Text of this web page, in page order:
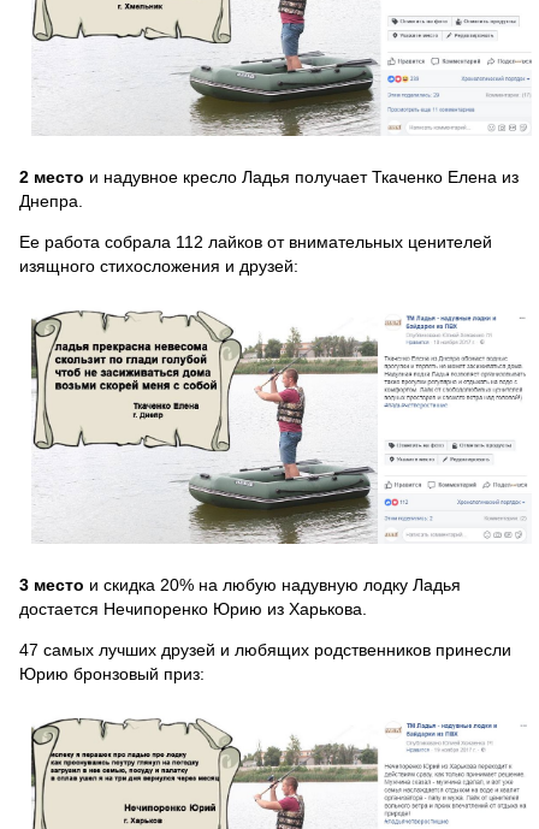
2 место и надувное кресло Ладья получает Ткаченко Елена из
Днепра.
Ее работа собрала 112 лайков от внимательных ценителей
изящного стихосложения и друзей:
3 место и скидка 20% на любую надувную лодку Ладья
достается Нечипоренко Юрию из Харькова.
47 самых лучших друзей и любящих родственников принесли
Юрию бронзовый приз: